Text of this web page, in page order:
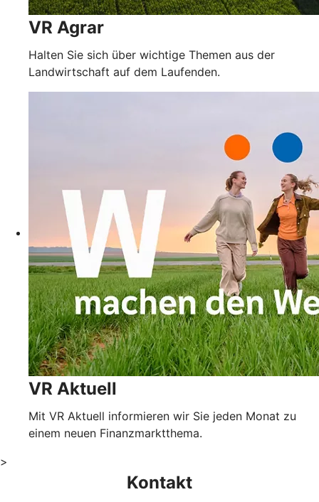
VR Agrar
Halten Sie sich über wichtige Themen aus der
Landwirtschaft auf dem Laufenden.
VR Aktuell
Mit VR Aktuell informieren wir Sie jeden Monat zu
einem neuen Finanzmarktthema.
>
Kontakt